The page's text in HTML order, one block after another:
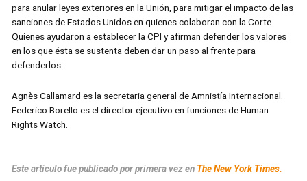
para anular leyes exteriores en la Unión, para mitigar el impacto de las
sanciones de Estados Unidos en quienes colaboran con la Corte.
Quienes ayudaron a establecer la CPI y afirman defender los valores
en los que ésta se sustenta deben dar un paso al frente para
defenderlos.
Agnès Callamard es la secretaria general de Amnistía Internacional.
Federico Borello es el director ejecutivo en funciones de Human
Rights Watch.
Este artículo fue publicado por primera vez en The New York Times.